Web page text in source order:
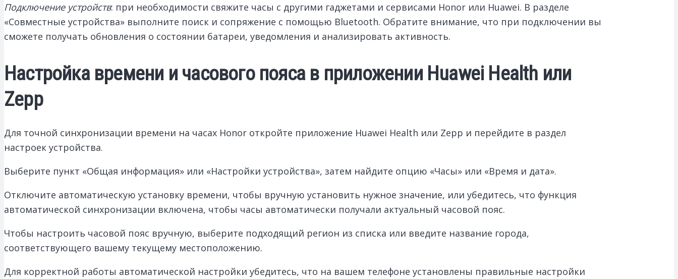
Подключение устройств: при необходимости свяжите часы с другими гаджетами и сервисами Honor или Huawei. В разделе
«Совместные устройства» выполните поиск и сопряжение с помощью Bluetooth. Обратите внимание, что при подключении вы
сможете получать обновления о состоянии батареи, уведомления и анализировать активность.
Настройка времени и часового пояса в приложении Huawei Health или
Zepp
Для точной синхронизации времени на часах Honor откройте приложение Huawei Health или Zepp и перейдите в раздел
настроек устройства.
Выберите пункт «Общая информация» или «Настройки устройства», затем найдите опцию «Часы» или «Время и дата».
Отключите автоматическую установку времени, чтобы вручную установить нужное значение, или убедитесь, что функция
автоматической синхронизации включена, чтобы часы автоматически получали актуальный часовой пояс.
Чтобы настроить часовой пояс вручную, выберите подходящий регион из списка или введите название города,
соответствующего вашему текущему местоположению.
Для корректной работы автоматической настройки убедитесь, что на вашем телефоне установлены правильные настройки